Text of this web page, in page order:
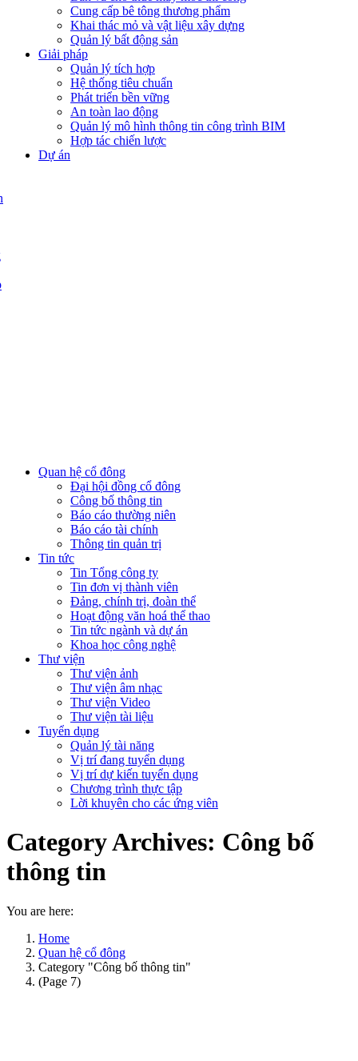
Cung cấp bê tông thương phẩm
Khai thác mỏ và vật liệu xây dựng
Quản lý bất động sản
Giải pháp
Quản lý tích hợp
Hệ thống tiêu chuẩn
Phát triển bền vững
An toàn lao động
Quản lý mô hình thông tin công trình BIM
Hợp tác chiến lược
Dự án
Quan hệ cổ đông
Đại hội đồng cổ đông
Công bố thông tin
Báo cáo thường niên
Báo cáo tài chính
Thông tin quản trị
Tin tức
Tin Tổng công ty
Tin đơn vị thành viên
Đảng, chính trị, đoàn thể
Hoạt động văn hoá thể thao
Tin tức ngành và dự án
Khoa học công nghệ
Thư viện
Thư viện ảnh
Thư viện âm nhạc
Thư viện Video
Thư viện tài liệu
Tuyển dụng
Quản lý tài năng
Vị trí đang tuyển dụng
Vị trí dự kiến tuyển dụng
Chương trình thực tập
Lời khuyên cho các ứng viên
Category Archives: Công bố
thông tin
You are here:
Home
Quan hệ cổ đông
Category "Công bố thông tin"
(Page 7)